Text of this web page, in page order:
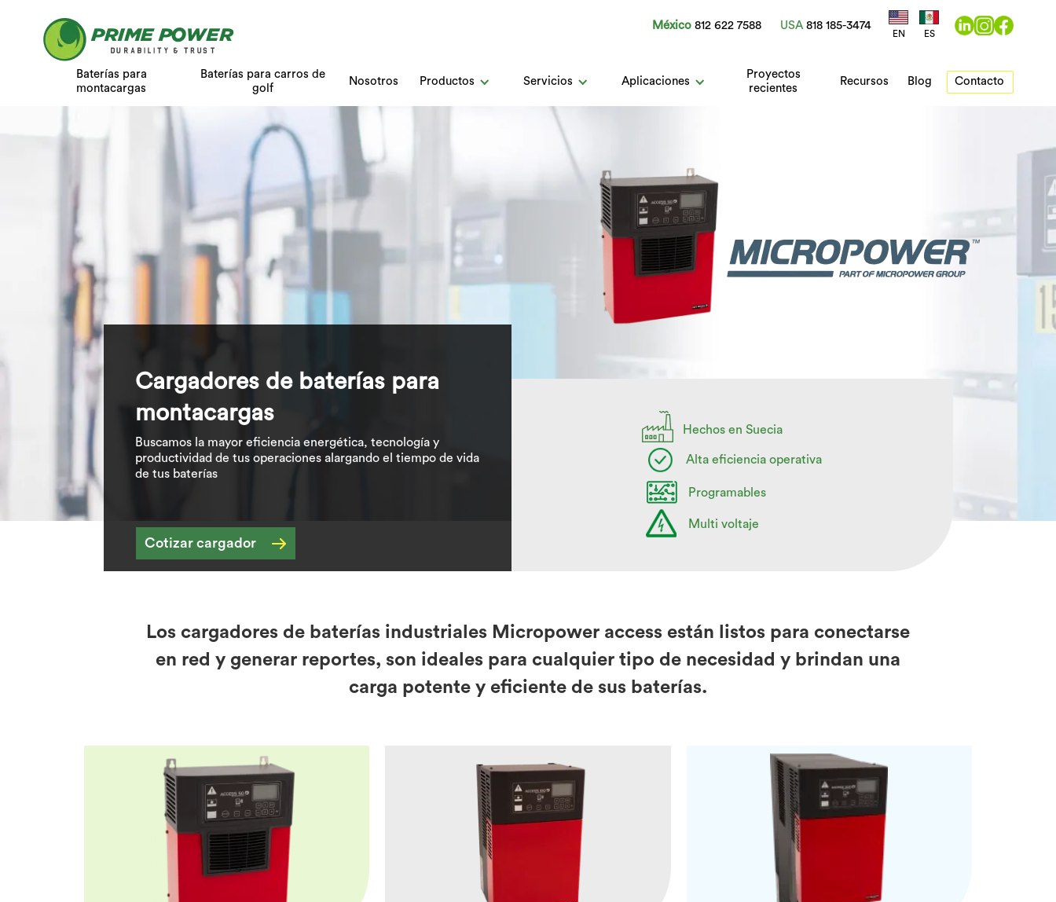
México 812 622 7588 USA818 185-3474
EN ES
Baterías para
montacargas
Baterías para carros de
golf
Nosotros Productos Servicios Aplicaciones
Proyectos
recientes
Recursos Blog Contacto
Cargadores de baterías para
montacargas
Buscamos la mayor eficiencia energética, tecnología y
productividad de tus operaciones alargando el tiempo de vida
de tus baterías
Cotizar cargador
Hechos en Suecia
Alta eficiencia operativa
Programables
Multi voltaje
Los cargadores de baterías industriales Micropower access están listos para conectarse
en red y generar reportes, son ideales para cualquier tipo de necesidad y brindan una
carga potente y eficiente de sus baterías.